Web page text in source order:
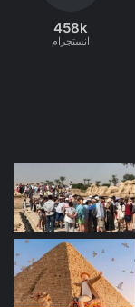
458k
انستجرام